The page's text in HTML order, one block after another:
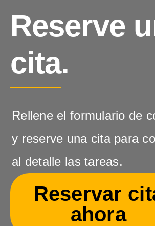
Reserve
cita.
Rellene el formulario de
y reserve una cita para
al detalle las tareas.
Reservar
ahora